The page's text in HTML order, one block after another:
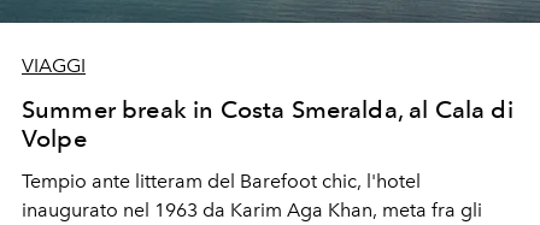
VIAGGI
Summer break in Costa Smeralda, al Cala di
Volpe
Tempio ante litteram del Barefoot chic, l'hotel
inaugurato nel 1963 da Karim Aga Khan, meta fra gli